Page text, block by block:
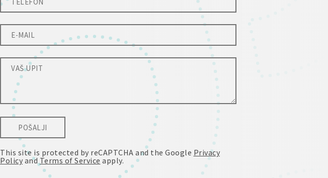
POŠALJI
This site is protected by reCAPTCHA and the Google Privacy
Policy and Terms of Service apply.